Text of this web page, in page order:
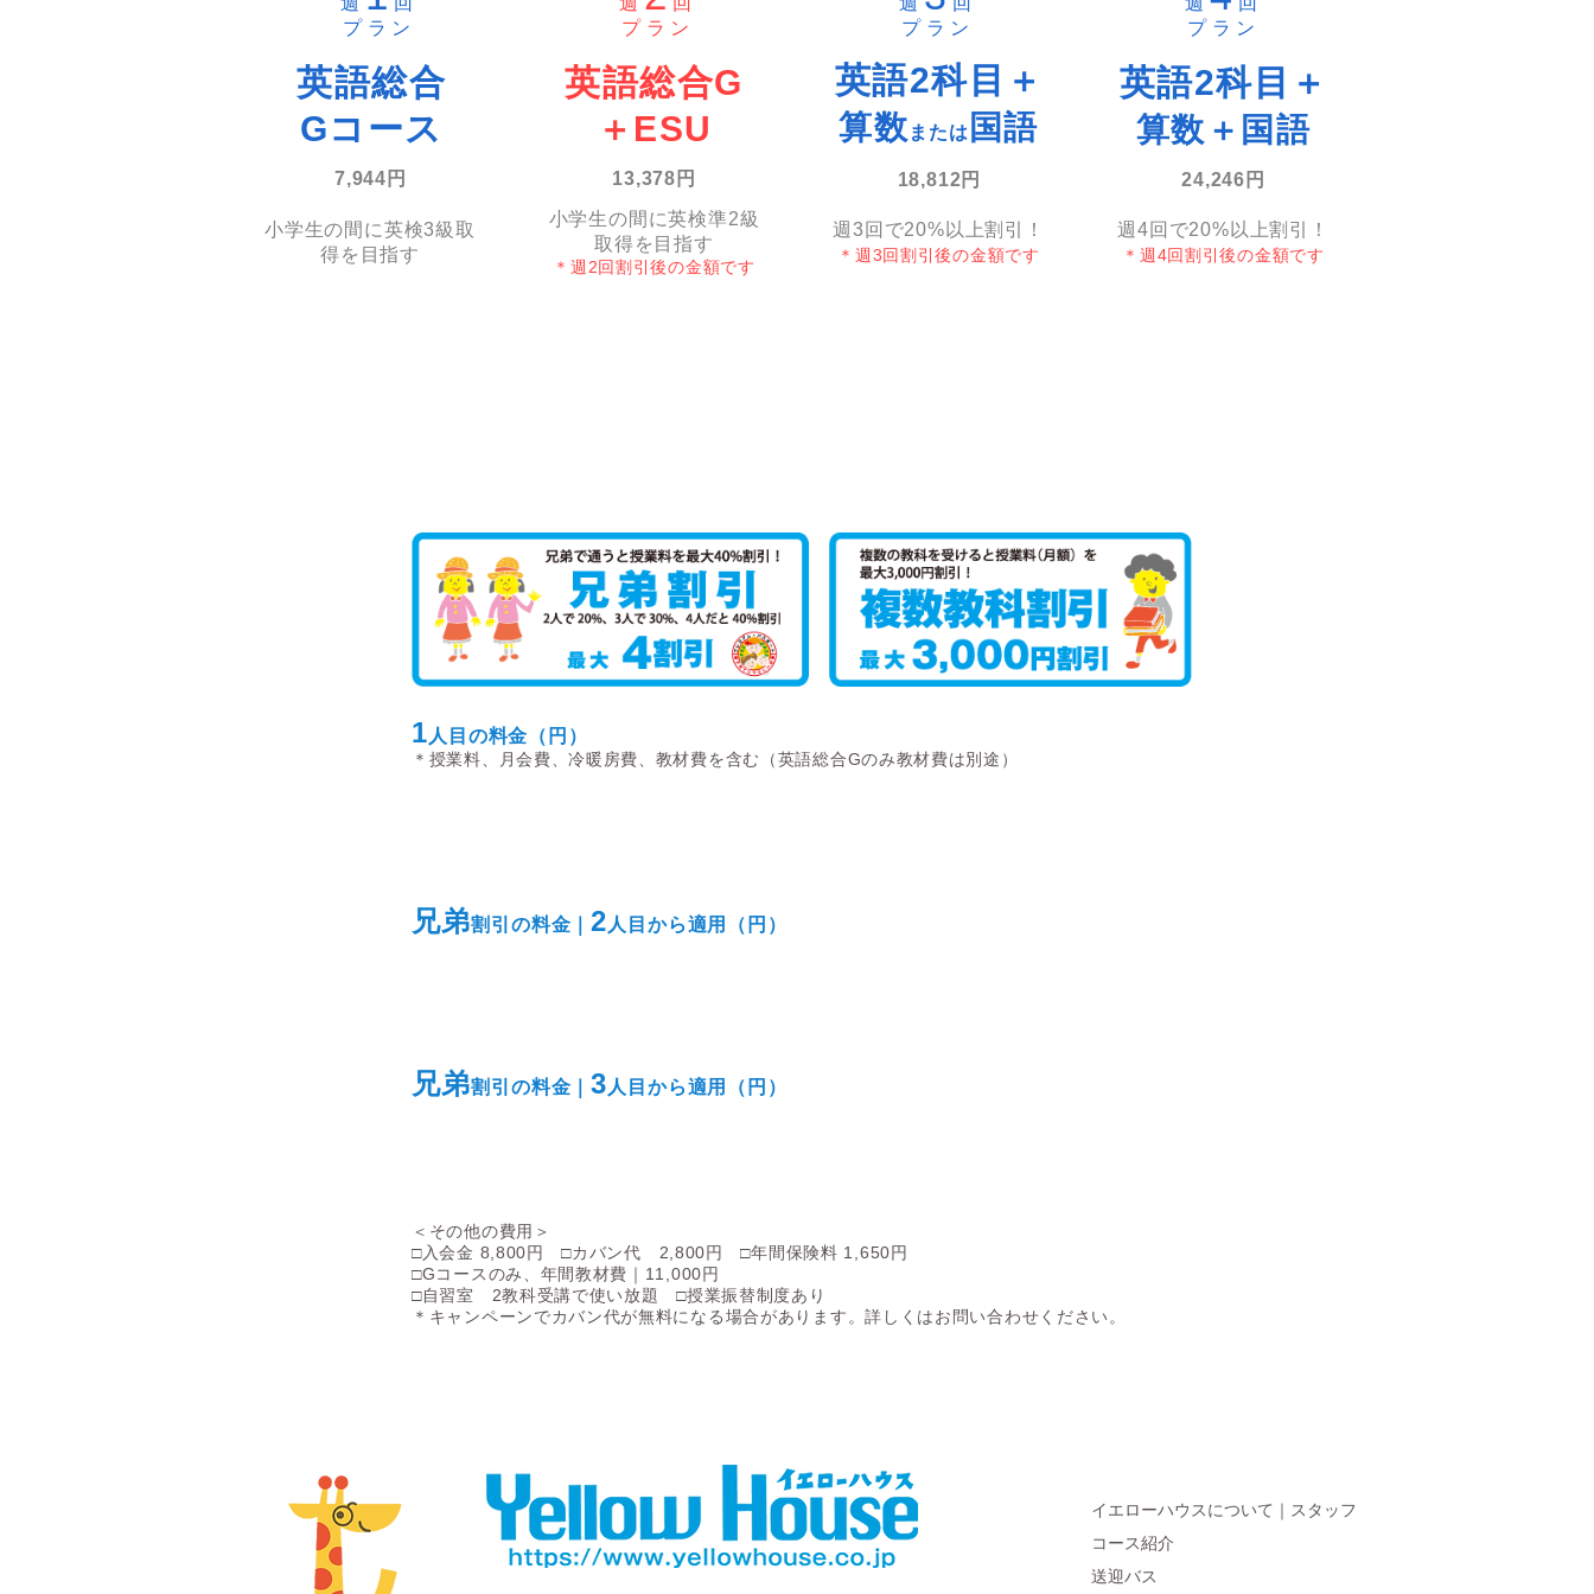
​プラン
英語総合
Gコース
7,944円
小学生の間に英検3級取
得を目指す
​プラン
英語総合G
＋ESU
13,378円
小学生の間に英検準2級
取得を目指す
​＊週2回割引後の金額です
​プラン
英語2科目＋
算数 ま たは ​国語
18,812円
​週3回で20%以上割引！
​＊週3回割引後の金額です
​プラン
英語2科目＋
算数＋ 国語
24,246円
​週4回で20%以上割引！
​＊週4回割引後の金額です
1 人目 の料金（円）
＊授業料、月会費、冷暖房費、教材費を含む（英語総合Gのみ教材費は別途）
兄弟割引の料金｜2 人目から適用（円）
兄弟割引の料金｜3 人目から適用（円）
＜その他の費用＞​
□入会金 8,800円 □カバン代 2,800円 □年間保険料 1,650円
□Gコースのみ、年間教材費｜11,000円
□自習室 2教科受講で使い放題 □授業振替制度あり
＊キャンペーンでカバン代が無料になる場合があります。詳しくはお問い合わせください。
イエローハウスについて｜スタッフ
コース紹介
送迎バス